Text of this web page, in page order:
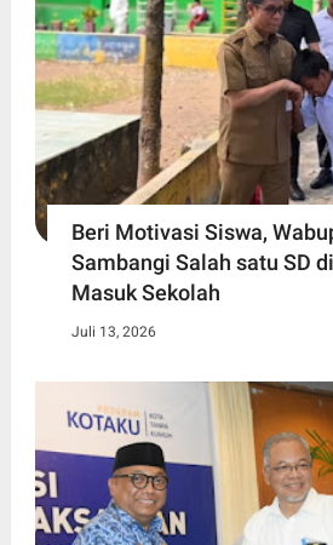
Beri Motivasi Siswa,
Sambangi Salah satu SD
Masuk Sekolah
Juli 13, 2026